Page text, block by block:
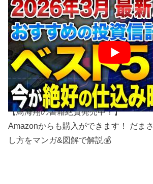
↓書店購入キャンペーン第３弾はこちら
https://chall.site/cp_20260320
▼“YouTubeでは話せない”失敗しない
https://toriumi-fp.com//lp-fire/
公式LINE限定でお教えします！
【鳥海翔の書籍絶賛発売中！】
Amazonからも購入ができます！ だま
し方をマンガ&図解で解説💰